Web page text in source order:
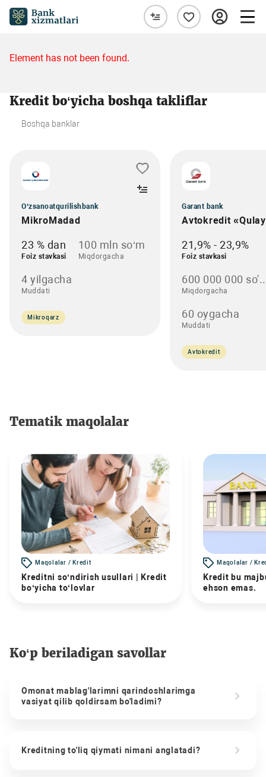
Element has not been found.
Kredit bo‘yicha boshqa takliflar
Boshqa banklar
O‘zsanoatqurilishbank
MikroMadad
23 % dan
Foiz stavkasi
100 mln so‘m
Miqdorgacha
4 yilgacha
Muddati
Mikroqarz
Garant bank
Avtokredit
21,9% - 23,9%
Foiz stavkasi
600 000 000
Miqdorgacha
60 oygacha
Muddati
Avtokredit
Tematik maqolalar
Maqolalar / Kredit
Kreditni so‘ndirish usullari | Kredit
bo‘yicha to‘lovlar
Maqolalar /
Kredit bu
ehson emas.
Ko‘p beriladigan savollar
Omonat mablag'larimni qarindoshlarimga
vasiyat qilib qoldirsam bo'ladimi?
Kreditning to'liq qiymati nimani anglatadi?